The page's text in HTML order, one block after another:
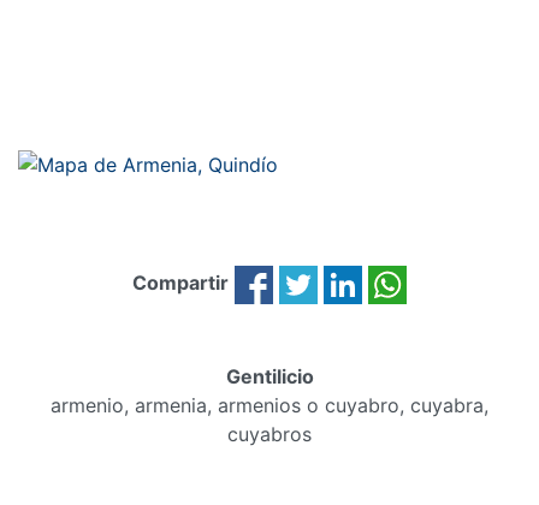
Compartir
Gentilicio
armenio, armenia, armenios o cuyabro, cuyabra,
cuyabros